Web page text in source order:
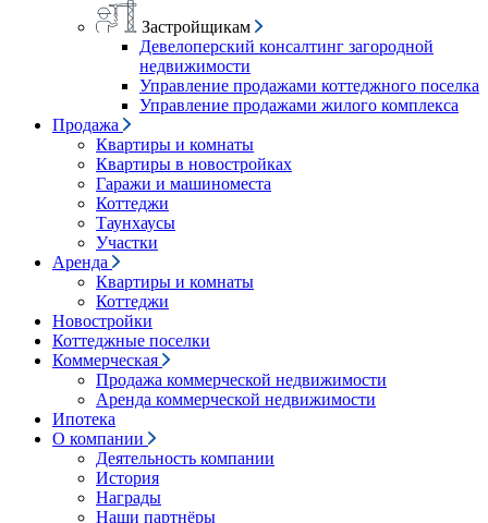
Застройщикам
Девелоперский консалтинг загородной
недвижимости
Управление продажами коттеджного поселка
Управление продажами жилого комплекса
Продажа
Квартиры и комнаты
Квартиры в новостройках
Гаражи и машиноместа
Коттеджи
Таунхаусы
Участки
Аренда
Квартиры и комнаты
Коттеджи
Новостройки
Коттеджные поселки
Коммерческая
Продажа коммерческой недвижимости
Аренда коммерческой недвижимости
Ипотека
О компании
Деятельность компании
История
Награды
Наши партнёры